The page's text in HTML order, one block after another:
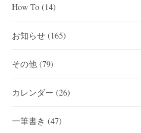
How To (14)
お知らせ (165)
その他 (79)
カレンダー (26)
一筆書き (47)